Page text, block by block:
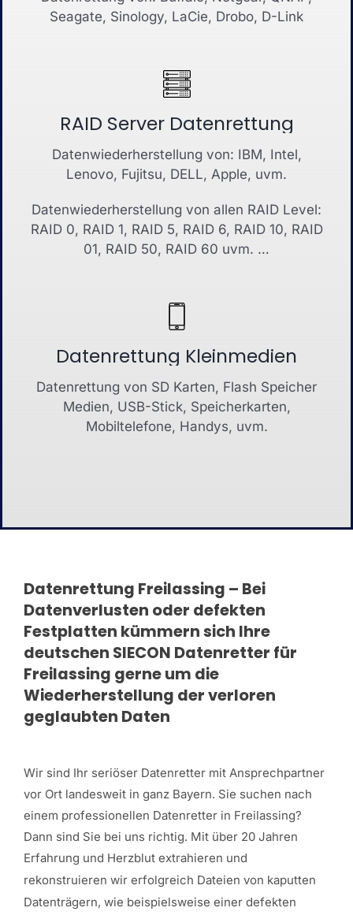
Seagate, Sinology, LaCie, Drobo, D-Link
RAID Server Datenrettung
Datenwiederherstellung von: IBM, Intel,
Lenovo, Fujitsu, DELL, Apple, uvm.
Datenwiederherstellung von allen RAID Level:
RAID 0, RAID 1, RAID 5, RAID 6, RAID 10, RAID
01, RAID 50, RAID 60 uvm. …
Datenrettung Kleinmedien
Datenrettung von SD Karten, Flash Speicher
Medien, USB-Stick, Speicherkarten,
Mobiltelefone, Handys, uvm.
Datenrettung Freilassing – Bei
Datenverlusten oder defekten
Festplatten kümmern sich Ihre
deutschen SIECON Datenretter für
Freilassing gerne um die
Wiederherstellung der verloren
geglaubten Daten
Wir sind Ihr seriöser Datenretter mit Ansprechpartner
vor Ort landesweit in ganz Bayern. Sie suchen nach
einem professionellen Datenretter in Freilassing?
Dann sind Sie bei uns richtig. Mit über 20 Jahren
Erfahrung und Herzblut extrahieren und
rekonstruieren wir erfolgreich Dateien von kaputten
Datenträgern, wie beispielsweise einer defekten